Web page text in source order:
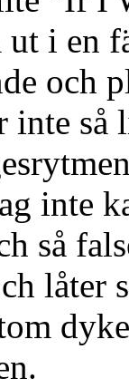
i en
och
inte så
inte
så
låter